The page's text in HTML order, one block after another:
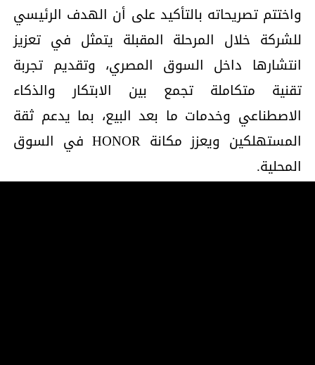
واختتم تصريحاته بالتأكيد على أن الهدف الرئيسي
للشركة خلال المرحلة المقبلة يتمثل في تعزيز
انتشارها داخل السوق المصري، وتقديم تجربة
تقنية متكاملة تجمع بين الابتكار والذكاء
الاصطناعي وخدمات ما بعد البيع، بما يدعم ثقة
المستهلكين ويعزز مكانة HONOR في السوق
المحلية.